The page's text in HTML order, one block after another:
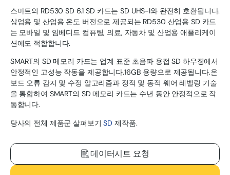
스마트의 RD530 SD 6.1 SD 카드는 SD UHS-I와 완전히 호환됩니다.
상업용 및 산업용 온도 버전으로 제공되는 RD530 산업용 SD 카드
는 모바일 및 임베디드 컴퓨팅, 의료, 자동차 및 산업용 애플리케이
션에도 적합합니다.
SMART의 SD 메모리 카드는 업계 표준 초음파 용접 SD 하우징에서
안정적인 고성능 작동을 제공합니다.16GB 용량으로 제공됩니다.온
보드 오류 감지 및 수정 알고리즘과 정적 및 동적 웨어 레벨링 기술
을 통합하여 SMART의 SD 메모리 카드는 수년 동안 안정적으로 작
동합니다.
당사의 전체 제품군 살펴보기 SD 제작품.
데이터시트 요청
다운로드